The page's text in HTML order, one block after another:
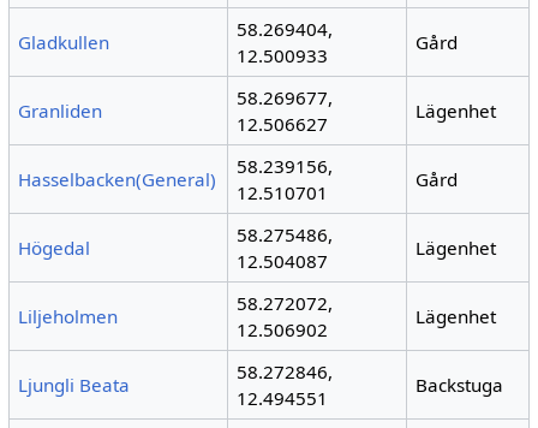
Gladkullen
58.269404,
12.500933
Gård
Granliden
58.269677,
12.506627
Lägenhet
Hasselbacken(General)
58.239156,
12.510701
Gård
Högedal
58.275486,
12.504087
Lägenhet
Liljeholmen
58.272072,
12.506902
Lägenhet
Ljungli Beata
58.272846,
12.494551
Backstuga